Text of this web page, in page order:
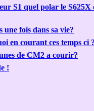
S1 quel polar le S625X
fois dans sa vie?
en courant ces temps ci
de CM2 a courir?
!